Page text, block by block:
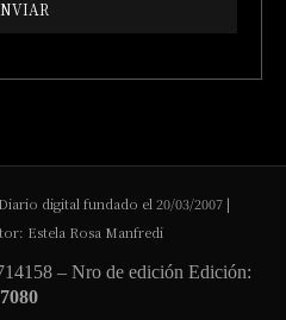
digital fundado el 20/03/2007 |
Estela Rosa Manfredi
– Nro de edición Edición:
7080